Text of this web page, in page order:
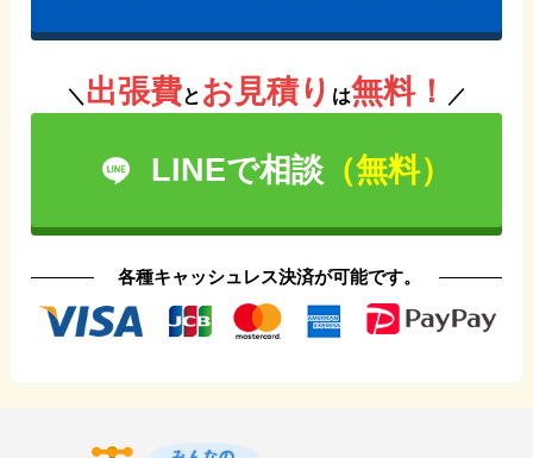
＼ 出張費と お見積り は無料！ ／
LINEで相談（無料）
各種キャッシュレス決済が可能です。